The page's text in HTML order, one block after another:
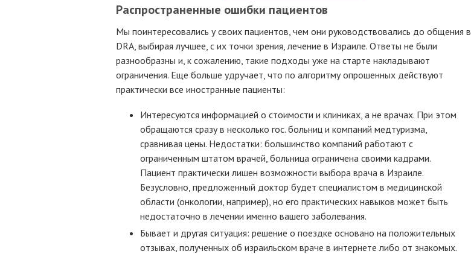
Распространенные ошибки пациентов
Мы поинтересовались у своих пациентов, чем они руководствовались до общения в
DRA, выбирая лучшее, с их точки зрения, лечение в Израиле. Ответы не были
разнообразны и, к сожалению, такие подходы уже на старте накладывают
ограничения. Еще больше удручает, что по алгоритму опрошенных действуют
практически все иностранные пациенты:
Интересуются информацией о стоимости и клиниках, а не врачах. При этом
обращаются сразу в несколько гос. больниц и компаний медтуризма,
сравнивая цены. Недостатки: большинство компаний работают с
ограниченным штатом врачей, больница ограничена своими кадрами.
Пациент практически лишен возможности выбора врача в Израиле.
Безусловно, предложенный доктор будет специалистом в медицинской
области (онкологии, например), но его практических навыков может быть
недостаточно в лечении именно вашего заболевания.
Бывает и другая ситуация: решение о поездке основано на положительных
отзывах, полученных об израильском враче в интернете либо от знакомых.